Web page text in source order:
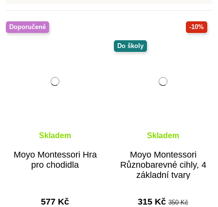
Doporučené
Skladem
Moyo Montessori Hra
pro chodidla
577 Kč
-10%
Do školy
Skladem
Moyo Montessori
Různobarevné cihly, 4
základní tvary
315 Kč 350 Kč